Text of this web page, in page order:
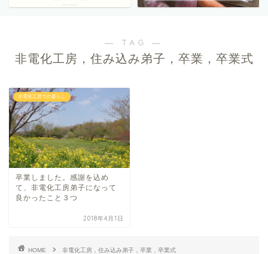
― TAG ―
非電化工房，住み込み弟子，卒業，卒業式
非電化工房での暮らし
卒業しました。感謝を込め
て、非電化工房弟子になって
良かったこと３つ
2018年4月1日
HOME 非電化工房，住み込み弟子，卒業，卒業式